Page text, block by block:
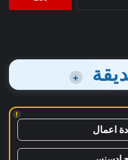
+
!
اعمال